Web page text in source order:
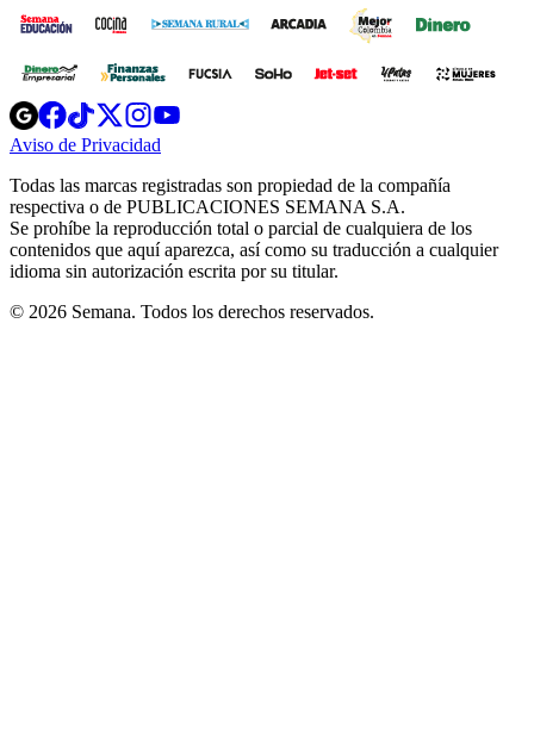
Opens
in
new
Opens
in
new
Opens
in
new
window
Opens
new
windowwindow
Aviso de Privacidad
new
window
Todas las marcas registradas son propiedad de la compañía
respectiva o de PUBLICACIONES SEMANA S.A.
Se prohíbe la reproducción total o parcial de cualquiera de los
contenidos que aquí aparezca, así como su traducción a cualquier
idioma sin autorización escrita por su titular.
© 2026 Semana. Todos los derechos reservados.